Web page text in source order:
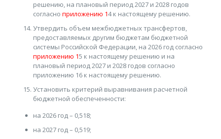
решению, на плановый период 2027 и 2028 годов
согласно приложению 14 к настоящему решению.
Утвердить объем межбюджетных трансфертов,
предоставляемых другим бюджетам бюджетной
системы Российской Федерации, на 2026 год согласно
приложению 15 к настоящему решению и на
плановый период 2027 и 2028 годов согласно
приложению 16 к настоящему решению.
Установить критерий выравнивания расчетной
бюджетной обеспеченности:
на 2026 год – 0,518;
на 2027 год – 0,519;